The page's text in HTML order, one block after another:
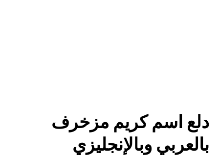
دلع اسم كريم مزخرف
بالعربي وبالإنجليزي